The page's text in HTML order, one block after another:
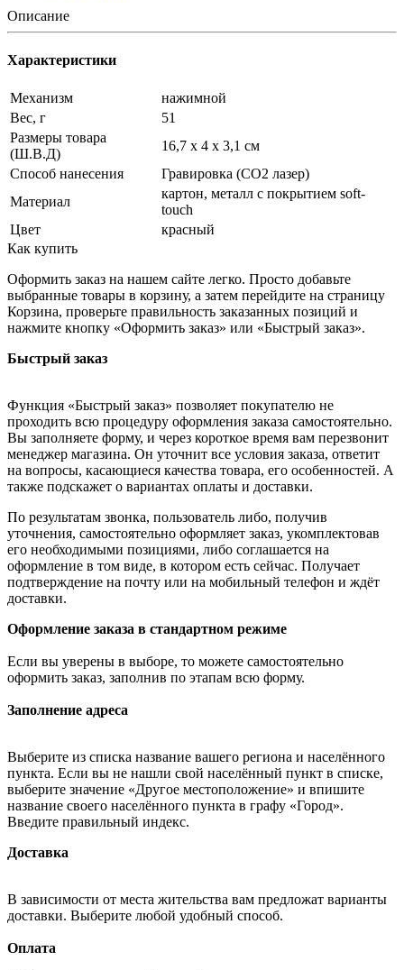
Описание
Характеристики
Механизм
нажимной
Вес, г
51
Размеры товара
(Ш.В.Д)
16,7 х 4 х 3,1 см
Способ нанесения
Гравировка (CO2 лазер)
Материал
картон, металл с покрытием soft-
touch
Цвет
красный
Как купить
Оформить заказ на нашем сайте легко. Просто добавьте
выбранные товары в корзину, а затем перейдите на страницу
Корзина, проверьте правильность заказанных позиций и
нажмите кнопку «Оформить заказ» или «Быстрый заказ».
Быстрый заказ
Функция «Быстрый заказ» позволяет покупателю не
проходить всю процедуру оформления заказа самостоятельно.
Вы заполняете форму, и через короткое время вам перезвонит
менеджер магазина. Он уточнит все условия заказа, ответит
на вопросы, касающиеся качества товара, его особенностей. А
также подскажет о вариантах оплаты и доставки.
По результатам звонка, пользователь либо, получив
уточнения, самостоятельно оформляет заказ, укомплектовав
его необходимыми позициями, либо соглашается на
оформление в том виде, в котором есть сейчас. Получает
подтверждение на почту или на мобильный телефон и ждёт
доставки.
Оформление заказа в стандартном режиме
Если вы уверены в выборе, то можете самостоятельно
оформить заказ, заполнив по этапам всю форму.
Заполнение адреса
Выберите из списка название вашего региона и населённого
пункта. Если вы не нашли свой населённый пункт в списке,
выберите значение «Другое местоположение» и впишите
название своего населённого пункта в графу «Город».
Введите правильный индекс.
Доставка
В зависимости от места жительства вам предложат варианты
доставки. Выберите любой удобный способ.
Оплата